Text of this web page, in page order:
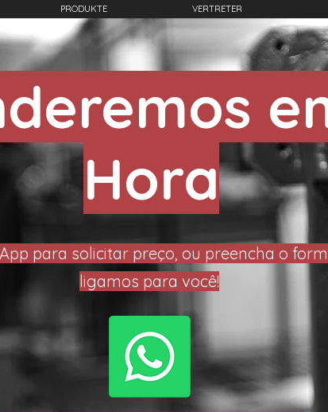
PRODUKTE VERTRETER
Hora
para solicitar preço, ou preencha o
ligamos para você!